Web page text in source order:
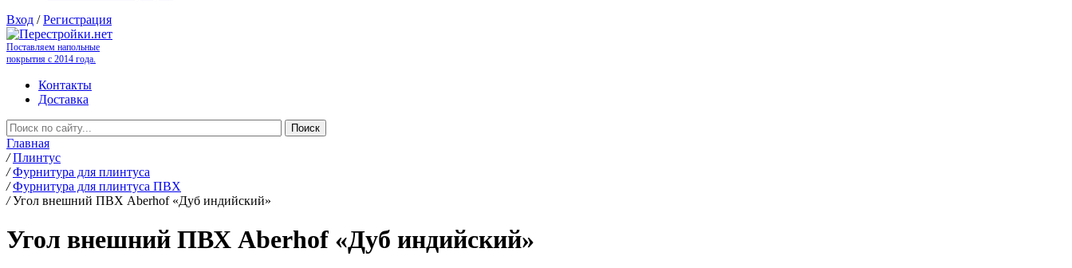
Вход /Регистрация
Поставляем напольные
покрытия с 2014 года.
Контакты
Доставка
Главная
/ Плинтус
/ Фурнитура для плинтуса
/ Фурнитура для плинтуса ПВХ
/ Угол внешний ПВХ Aberhof «Дуб индийский»
Угол внешний ПВХ Aberhof «Дуб индийский»